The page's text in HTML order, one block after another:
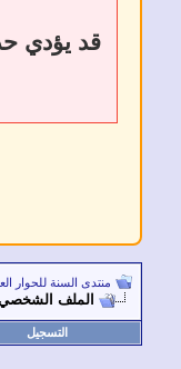
منتدى السنة للحوار
الملف الشخصي
التسجيل